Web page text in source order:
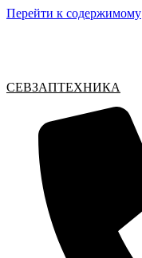
Перейти к содержимому
СЕВЗАПТЕХНИКА